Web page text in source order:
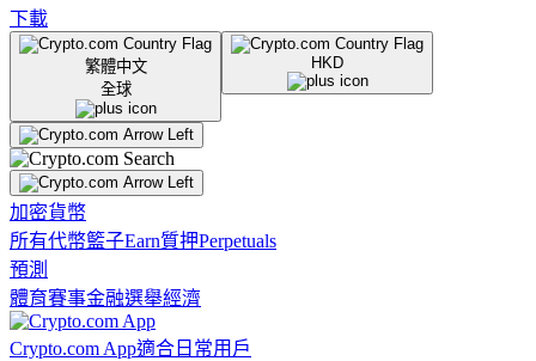
下載
繁體中文
全球
HKD
加密貨幣
所有代幣籃子Earn質押Perpetuals
預測
體育賽事金融選舉經濟
Crypto.com App適合日常用戶